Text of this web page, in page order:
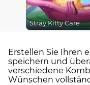
Stray Kitty Care
Erstellen Sie Ihren
speichern und
verschiedene
Wünschen